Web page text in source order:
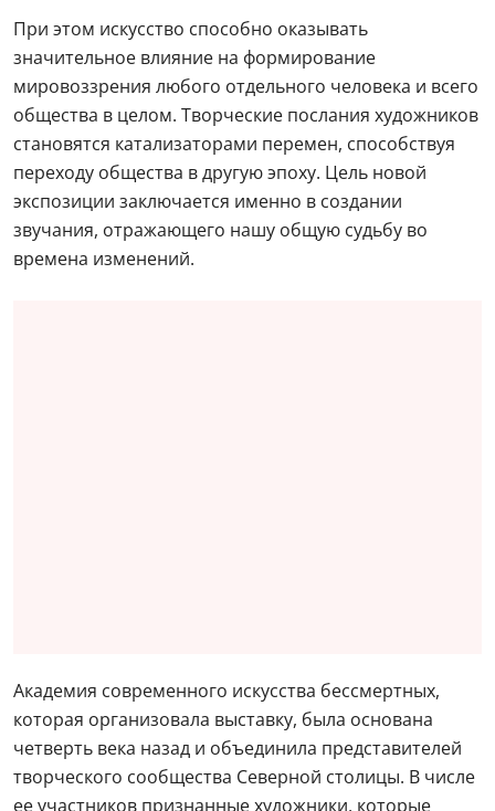
При этом искусство способно оказывать
значительное влияние на формирование
мировоззрения любого отдельного человека и всего
общества в целом. Творческие послания художников
становятся катализаторами перемен, способствуя
переходу общества в другую эпоху. Цель новой
экспозиции заключается именно в создании
звучания, отражающего нашу общую судьбу во
времена изменений.
Академия современного искусства бессмертных,
которая организовала выставку, была основана
четверть века назад и объединила представителей
творческого сообщества Северной столицы. В числе
ее участников признанные художники, которые